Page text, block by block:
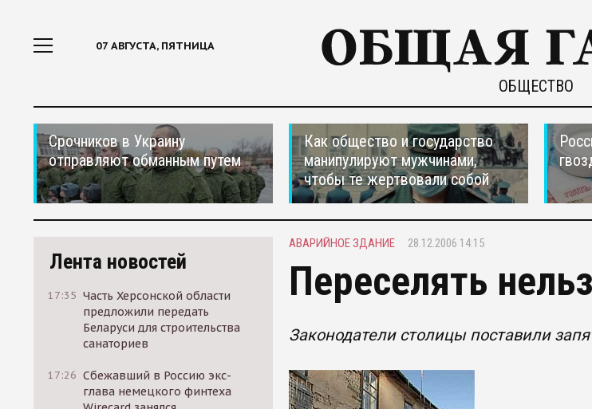
07 АВГУСТА, ПЯТНИЦА
ОБЩЕСТВО
Срочников в Украину
отправляют обманным путем
Как общество и государство
манипулируют мужчинами,
чтобы те жертвовали собой
Лента новостей
17:35 Часть Херсонской области
предложили передать
Беларуси для строительства
санаториев
17:26 Сбежавший в Россию экс-
глава немецкого финтеха
АВАРИЙНОЕ ЗДАНИЕ 28.12.2006 14:15
Переселять
Законодатели столицы поставили